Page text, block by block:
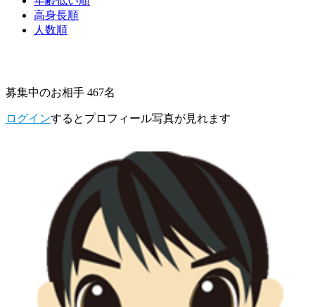
高身長順
人数順
募集中のお相手 467名
ログインするとプロフィール写真が見れます